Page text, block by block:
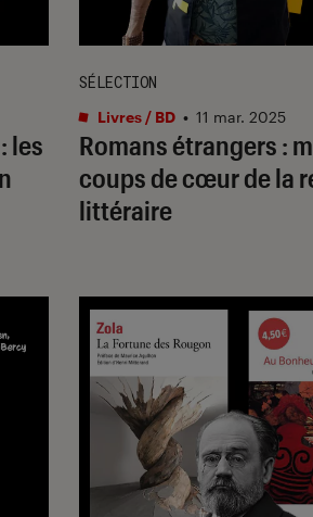
les
Romans étrangers :
coups de cœur de la
littéraire
SÉLECTION
Livres / BD • 11 mar. 2025